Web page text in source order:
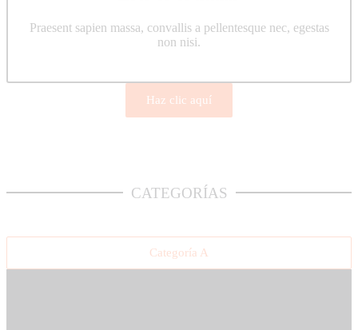
Praesent sapien massa, convallis a pellentesque nec, egestas
non nisi.
Haz clic aquí
CATEGORÍAS
Categoría A